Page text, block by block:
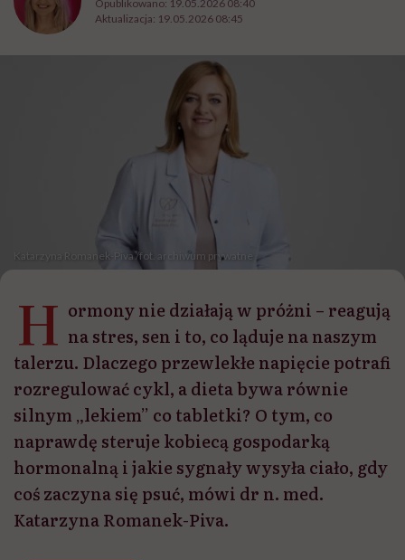
Opublikowano: 19.05.2026 08:40
Aktualizacja: 19.05.2026 08:45
Katarzyna Romanek-Piva /fot. archiwum prywatne
H ormony nie działają w próżni – reagują
na stres, sen i to, co ląduje na naszym
talerzu. Dlaczego przewlekłe napięcie potrafi
rozregulować cykl, a dieta bywa równie
silnym „lekiem” co tabletki? O tym, co
naprawdę steruje kobiecą gospodarką
hormonalną i jakie sygnały wysyła ciało, gdy
coś zaczyna się psuć, mówi dr n. med.
Katarzyna Romanek-Piva.